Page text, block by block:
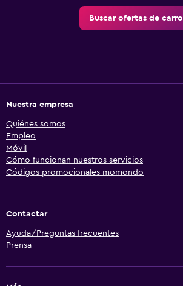
Buscar ofertas de carro
Nuestra empresa
Quiénes somos
Empleo
Móvil
Cómo funcionan nuestros servicios
Códigos promocionales momondo
Contactar
Ayuda/Preguntas frecuentes
Prensa